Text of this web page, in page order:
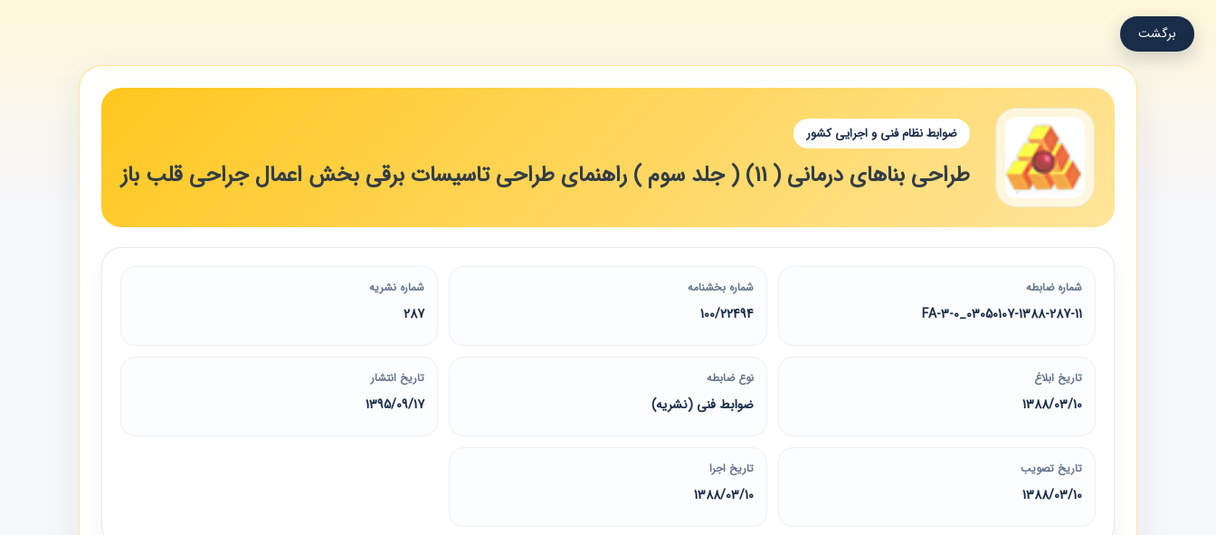
برگشت
ضوابط نظام فنی و اجرایی کشور
طراحی بناهای درمانی ( 11) ( جلد سوم ) راهنمای طراحی تاسیسات برقی بخش اعمال جراحی قلب باز
شماره ضابطه
03050107-1388-287-11_3-0-FA
شماره بخشنامه
100/22494
شماره نشریه
287
تاریخ ابلاغ
1388/03/10
نوع ضابطه
ضوابط فنی (نشریه)
تاریخ انتشار
1395/09/17
تاریخ تصویب
1388/03/10
تاریخ اجرا
1388/03/10